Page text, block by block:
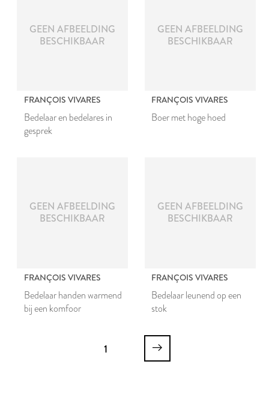
GEEN AFBEELDING
BESCHIKBAAR
FRANÇOIS VIVARES
Bedelaar en bedelares in
gesprek
GEEN AFBEELDING
BESCHIKBAAR
FRANÇOIS VIVARES
Boer met hoge hoed
GEEN AFBEELDING
BESCHIKBAAR
FRANÇOIS VIVARES
Bedelaar handen warmend
bij een komfoor
GEEN AFBEELDING
BESCHIKBAAR
FRANÇOIS VIVARES
Bedelaar leunend op een
stok
1